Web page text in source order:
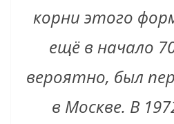
корни этого
ещё в начало
вероятно, был
в Москве. В